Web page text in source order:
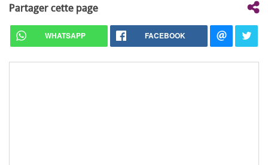
Partager cette page
WHATSAPP FACEBOOK